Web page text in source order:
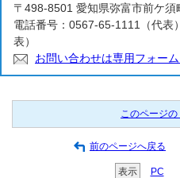
〒498-8501 愛知県弥富市前ケ須
電話番号：0567-65-1111（代表
表）
お問い合わせは専用フォー
このページ
前のページへ戻る
表示 PC